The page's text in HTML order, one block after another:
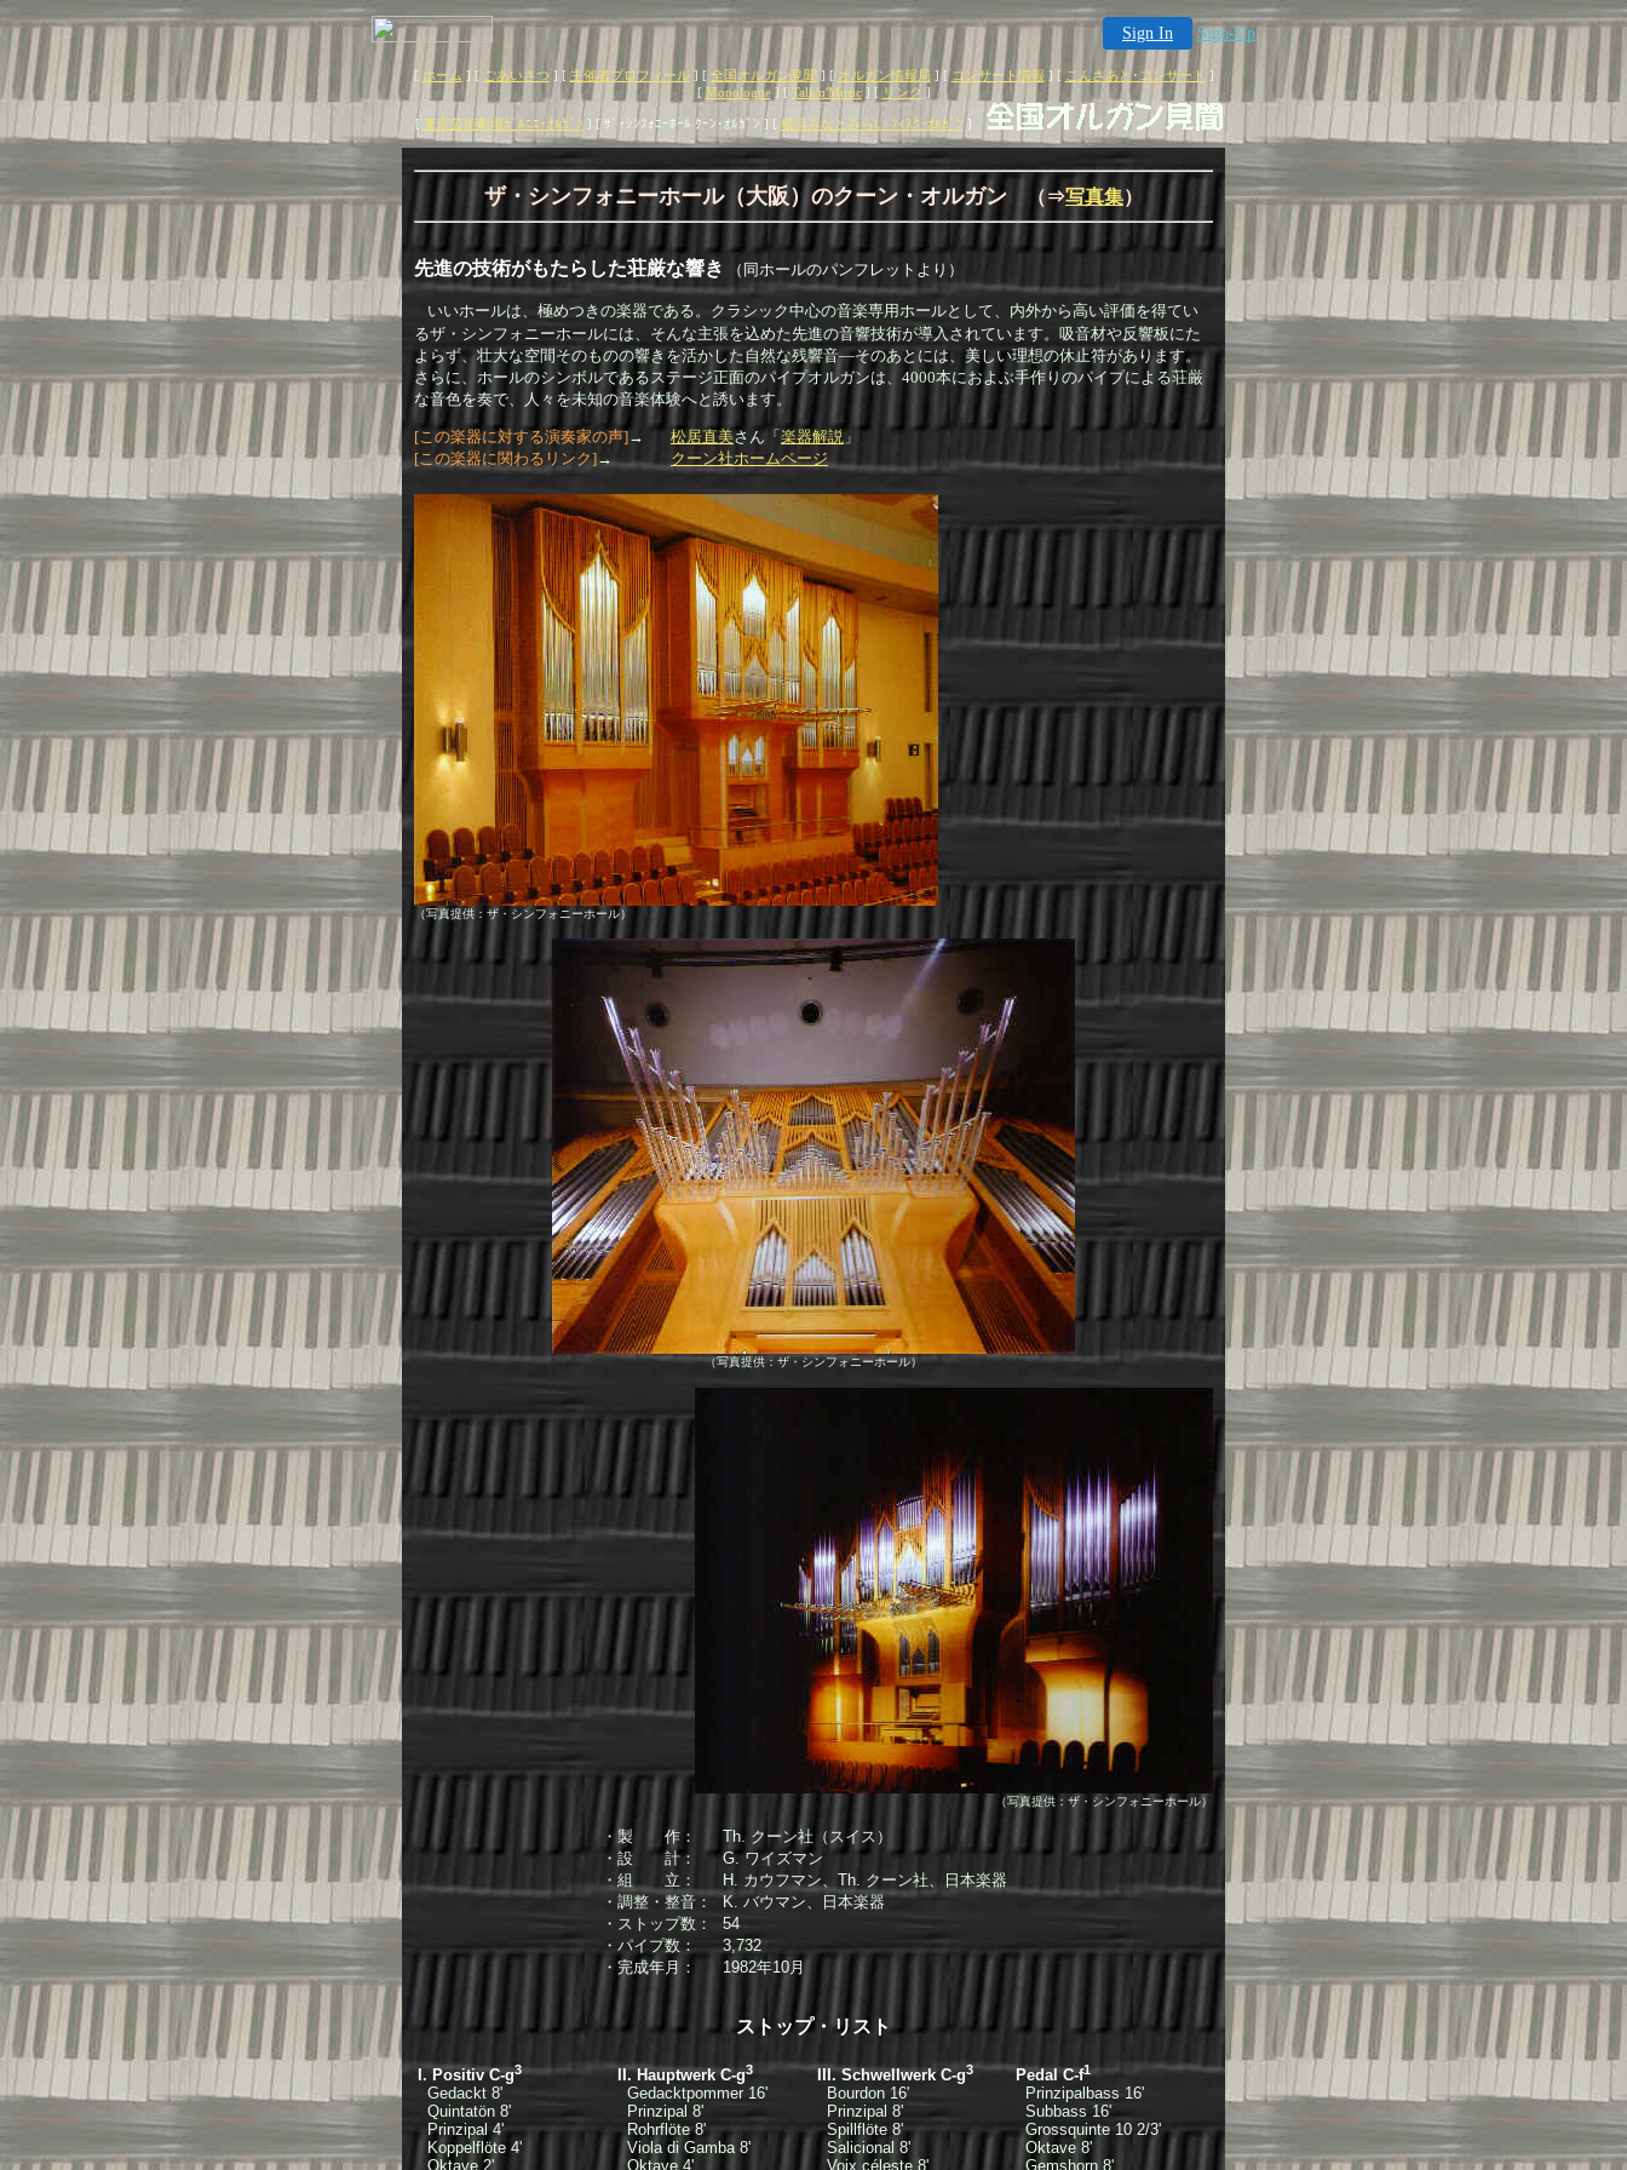
Sign In Sign-Up
[ ホーム ] [ ごあいさつ ] [ 主催者プロフィール] [ 全国オルガン見聞 ] [ オルガン情報局 ] [ コンサート情報 ] [ こんさあと･コンサート ]
[ Monologue] [ Talk'n'Music] [ リンク ]
[ 東京芸術劇場ｶﾞﾙﾆｴ･ｵﾙｶﾞﾝ ] [ ｻﾞ･ｼﾝﾌｫﾆｰﾎｰﾙ ｸｰﾝ･ｵﾙｶﾞﾝ ] [ 横浜みなとみらい ﾌｨｽｸ･ｵﾙｶﾞﾝ ]
ザ・シンフォニーホール（大阪）のクーン・オルガン （⇒写真集）
先進の技術がもたらした荘厳な響き （同ホールのパンフレットより）
いいホールは、極めつきの楽器である。クラシック中心の音楽専用ホールとして、内外から高い評価を得てい
るザ・シンフォニーホールには、そんな主張を込めた先進の音響技術が導入されています。吸音材や反響板にた
よらず、壮大な空間そのものの響きを活かした自然な残響音―そのあとには、美しい理想の休止符があります。
さらに、ホールのシンボルであるステージ正面のパイプオルガンは、4000本におよぶ手作りのパイプによる荘厳
な音色を奏で、人々を未知の音楽体験へと誘います。
[この楽器に対する演奏家の声]→ 松居直美さん「 楽器解説 」
[この楽器に関わるリンク]→ クーン社ホームページ
（写真提供：ザ・シンフォニーホール）
（写真提供：ザ・シンフォニーホール）
（写真提供：ザ・シンフォニーホール）
・製 作：
Th. クーン社（スイス）
・設 計：
G. ワイズマン
・組 立：
H. カウフマン、Th. クーン社、日本楽器
・調整・整音：
K. バウマン、日本楽器
・ストップ数：
54
・パイプ数：
3,732
・完成年月：
1982年10月
ストップ・リスト
I. Positiv C-g3
Gedackt 8'
Quintatön 8'
Prinzipal 4'
Koppelflöte 4'
Oktave 2'
II. Hauptwerk C-g3
Gedacktpommer 16'
Prinzipal 8'
Rohrflöte 8'
Viola di Gamba 8'
Oktave 4'
III. Schwellwerk C-g3
Bourdon 16'
Prinzipal 8'
Spillflöte 8'
Salicional 8'
Voix céleste 8'
Pedal C-f1
Prinzipalbass 16'
Subbass 16'
Grossquinte 10 2/3'
Oktave 8'
Gemshorn 8'